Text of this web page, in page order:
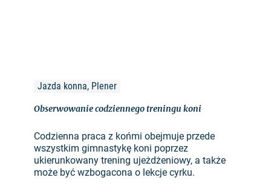
Jazda konna, Plener
Obserwowanie codziennego treningu koni
Codzienna praca z końmi obejmuje przede
wszystkim gimnastykę koni poprzez
ukierunkowany trening ujeżdżeniowy, a także
może być wzbogacona o lekcje cyrku.